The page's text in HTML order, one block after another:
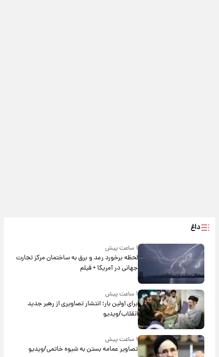
داغ
۱ ساعت پیش
لحظه برخورد رعد و برق به ساختمان مرکز تجارت
جهانی در آمریکا + فیلم
۱ ساعت پیش
برای اولین بار؛ انتشار تصاویری از رهبر جدید
انقلاب/ویدیو
۱ ساعت پیش
تصاویر عمامه بستن به شیوه خاتمی/ویدیو